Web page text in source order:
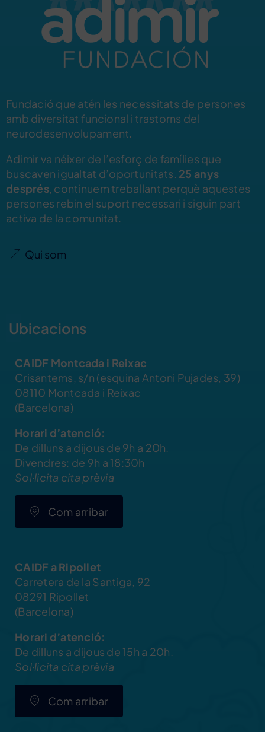
Fundació que atén les necessitats de persones
amb diversitat funcional i trastorns del
neurodesenvolupament.
Adimir va néixer de l’esforç de famílies que
buscaven igualtat d’oportunitats. 25 anys
després, continuem treballant perquè aquestes
persones rebin el suport necessari i siguin part
activa de la comunitat.
Qui som
Ubicacions
CAIDF Montcada i Reixac
Crisantems, s/n (esquina Antoni Pujades, 39)
08110 Montcada i Reixac
(Barcelona)
Horari d’atenció:
De dilluns a dijous de 9h a 20h.
Divendres: de 9h a 18:30h
Sol·licita cita prèvia
Com arribar
CAIDF a Ripollet
Carretera de la Santiga, 92
08291 Ripollet
(Barcelona)
Horari d’atenció:
De dilluns a dijous de 15h a 20h.
Sol·licita cita prèvia
Com arribar